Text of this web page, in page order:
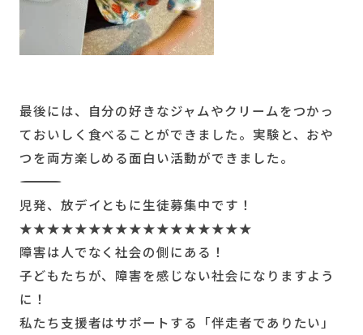
最後には、自分の好きなジャムやクリームをつかっ
ておいしく食べることができました。実験と、おや
つを両方楽しめる面白い活動ができました。
――――――――――――――――――――――――――
児発、放デイともに生徒募集中です！
★★★★★★★★★★★★★★★★★
障害は人でなく社会の側にある！
子どもたちが、障害を感じない社会になりますよう
に！
私たち支援者はサポートする「伴走者でありたい」